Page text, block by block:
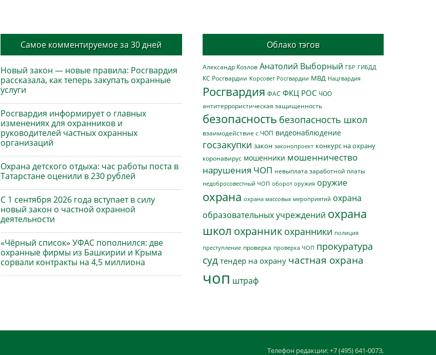
Самое комментируемое за 30 дней
Новый закон — новые правила: Росгвардия
рассказала, как теперь закупать охранные
услуги
Росгвардия информирует о главных
изменениях для охранников и
руководителей частных охранных
организаций
Охрана детского отдыха: час работы поста в
Татарстане оценили в 230 рублей
С 1 сентября 2026 года вступает в силу
новый закон о частной охранной
деятельности
«Чёрный список» УФАС пополнился: две
охранные фирмы из Башкирии и Крыма
сорвали контракты на 4,5 миллиона
Облако тэгов
Александр Козлов Анатолий Выборный ГБР ГИБДД
КС Росгвардии Корсовет Росгвардии МВД Нацгвардия
Росгвардия ФАС ФКЦ РОС ЧОО
антитеррористическая защищенность
безопасность безопасность школ
взаимодействие с ЧОП видеонаблюдение
госзакупки закон законопроект конкурс на охрану
коронавирус мошенники мошенничество
нарушения ЧОП невыплата заработной платы
недобросовестный ЧОП оборот оружия оружие
охрана охрана массовых мероприятий охрана
образовательных учреждений охрана
школ охранник охранники полиция
преступление проверка проверка ЧОП прокуратура
суд тендер на охрану частная охрана
чоп штраф
Телефон редакции: +7 (495) 641-0073,